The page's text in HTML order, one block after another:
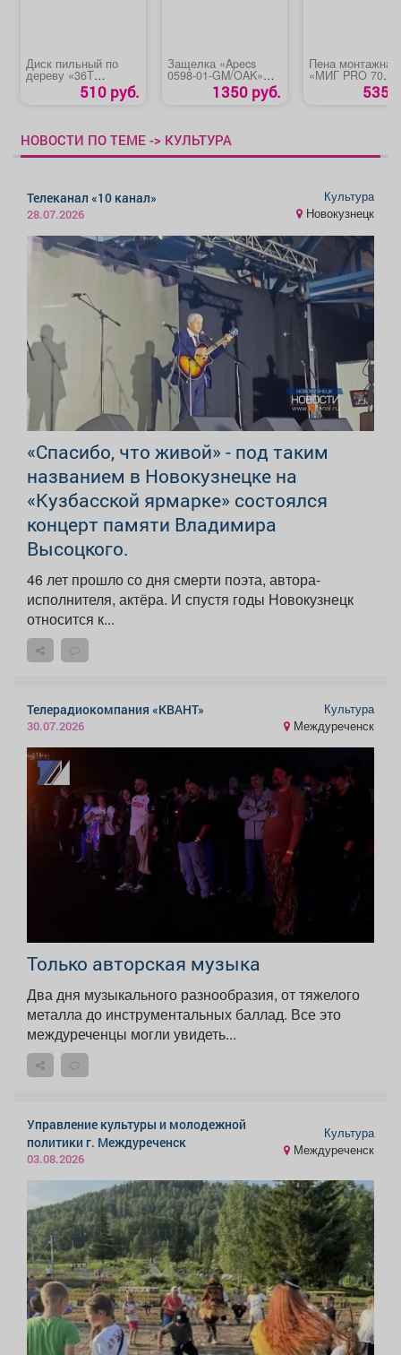
Диск пильный по
дереву «36Т
STAYER» 510 руб.
Защелка «Apecs
0598-01-GM/OAK»
(598-01-WH/GM)
1350 руб.
Пена монтажная
«МИГ PRO 70
ПРОФ» 535
НОВОСТИ ПО ТЕМЕ -> КУЛЬТУРА
Телеканал «10 канал»
28.07.2026
Культура
Новокузнецк
«Спасибо, что живой» - под таким
названием в Новокузнецке на
«Кузбасской ярмарке» состоялся
концерт памяти Владимира
Высоцкого.
46 лет прошло со дня смерти поэта, автора-
исполнителя, актёра. И спустя годы Новокузнецк
относится к...
Телерадиокомпания «КВАНТ»
30.07.2026
Культура
Междуреченск
Только авторская музыка
Два дня музыкального разнообразия, от тяжелого
металла до инструментальных баллад. Все это
междуреченцы могли увидеть...
Управление культуры и молодежной
политики г. Междуреченск
03.08.2026
Культура
Междуреченск